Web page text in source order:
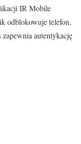
IR Mobile
odblokowuje telefon,
autentykację